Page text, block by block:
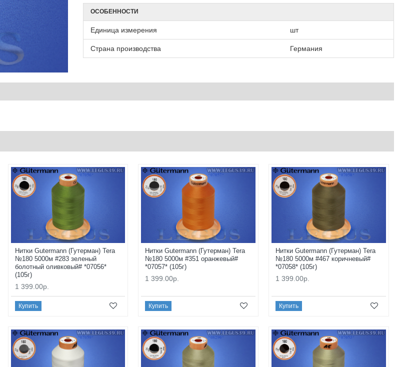
ОСОБЕННОСТИ
Единица измерения шт
Страна производства Германия
Нитки Gutermann (Гутерман) Tera
№180 5000м #283 зеленый
болотный оливковый# *07056*
(105г)
1 399.00р.
Купить
Нитки Gutermann (Гутерман) Tera
№180 5000м #351 оранжевый#
*07057* (105г)
1 399.00р.
Купить
Нитки Gutermann (Гутерман) Tera
№180 5000м #467 коричневый#
*07058* (105г)
1 399.00р.
Купить